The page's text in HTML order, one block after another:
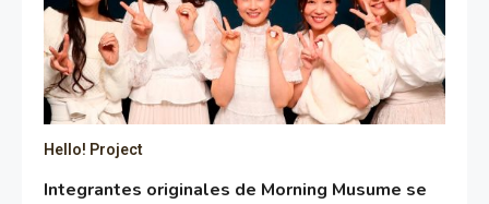
Hello! Project
Integrantes originales de Morning Musume se